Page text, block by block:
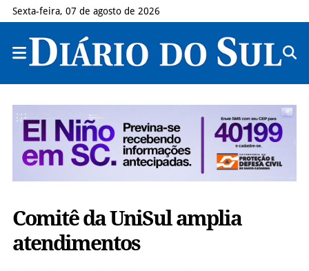
Sexta-feira, 07 de agosto de 2026
Comitê da UniSul amplia
atendimentos